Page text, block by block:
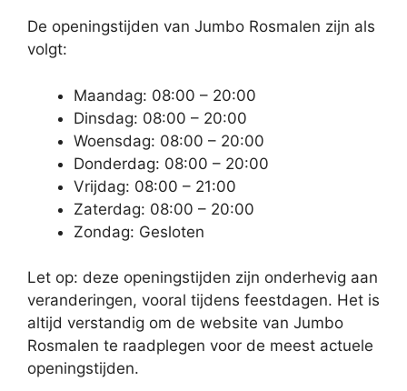
De openingstijden van Jumbo Rosmalen zijn als
volgt:
Maandag: 08:00 – 20:00
Dinsdag: 08:00 – 20:00
Woensdag: 08:00 – 20:00
Donderdag: 08:00 – 20:00
Vrijdag: 08:00 – 21:00
Zaterdag: 08:00 – 20:00
Zondag: Gesloten
Let op: deze openingstijden zijn onderhevig aan
veranderingen, vooral tijdens feestdagen. Het is
altijd verstandig om de website van Jumbo
Rosmalen te raadplegen voor de meest actuele
openingstijden.